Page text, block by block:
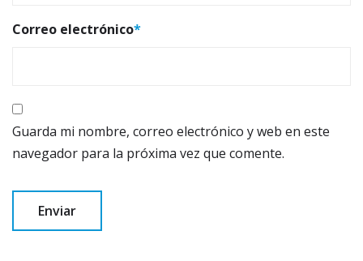
Correo electrónico*
Guarda mi nombre, correo electrónico y web en este
navegador para la próxima vez que comente.